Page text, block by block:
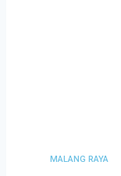
MALANG RAYA